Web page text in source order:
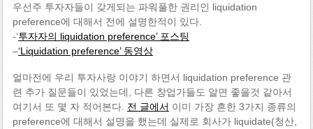
우선주 투자자들이 갖게되는 파워풀한 권리인 liquidation
preference에 대해서 전에 설명한적이 있다.
-‘투자자의 liquidation preference’ 포스팅
–‘Liquidation preference’ 동영상
얼마전에 우리 투자사랑 이야기 하면서 liquidation preference 관
련 추가 질문들이 있었는데, 다른 창업가들도 알면 좋을것 같아서
여기서 또 몇 자 적어본다. 전 글에서 이미 가장 흔한 3가지 종류의
preference에 대해서 설명을 했는데 실제로 회사가 liquidate(청산,